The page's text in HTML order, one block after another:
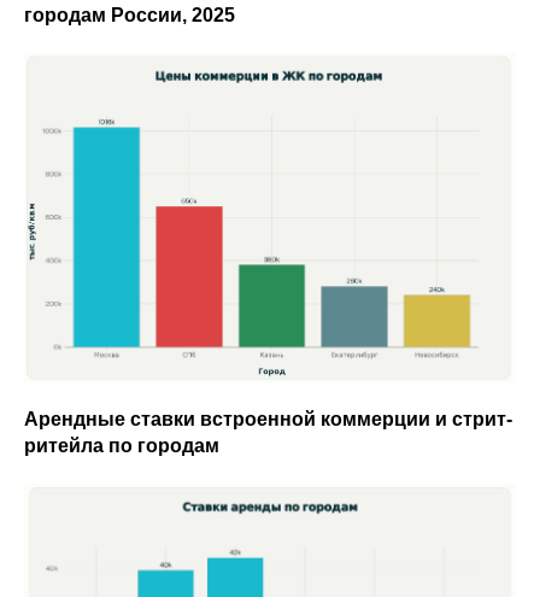
городам России, 2025
Арендные ставки встроенной коммерции и стрит-
ритейла по городам